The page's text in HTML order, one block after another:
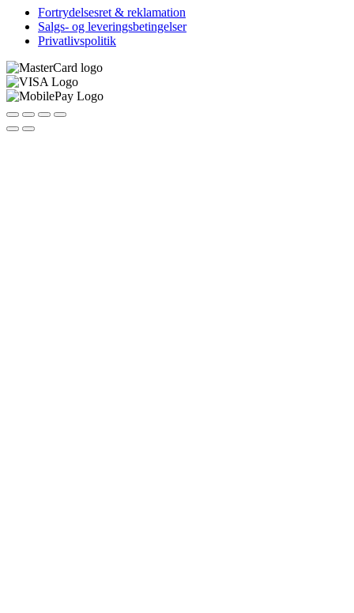
Fortrydelsesret & reklamation
Salgs- og leveringsbetingelser
Privatlivspolitik